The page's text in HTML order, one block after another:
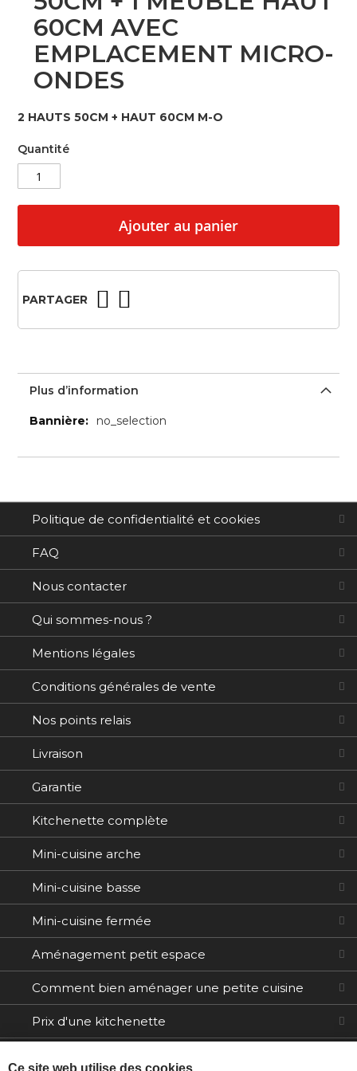
beginning
images
gallery
60CM AVEC
EMPLACEMENT MICRO-
ONDES
2 HAUTS 50CM + HAUT 60CM M-O
Quantité
Ajouter au panier
PARTAGER
Plus d’information
Plus
no_selection
Politique de confidentialité et cookies
FAQ
Nous contacter
Qui sommes-nous ?
Mentions légales
Conditions générales de vente
Nos points relais
Livraison
Garantie
Kitchenette complète
Mini-cuisine arche
Mini-cuisine basse
Mini-cuisine fermée
Aménagement petit espace
Comment bien aménager une petite cuisine
Prix d'une kitchenette
Ce site web utilise des cookies